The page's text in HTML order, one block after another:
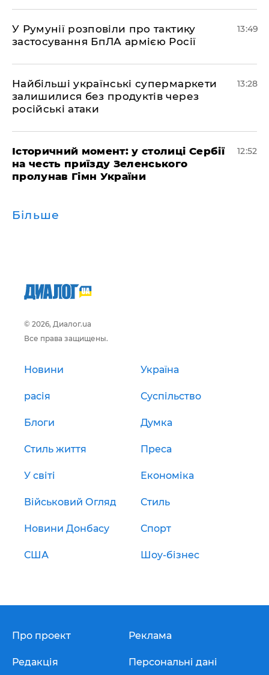
У Румунії розповіли про тактику
застосування БпЛА армією Росії
13:49
Найбільші українські супермаркети
залишилися без продуктів через
російські атаки
13:28
Історичний момент: у столиці Сербії
на честь приїзду Зеленського
пролунав Гімн України
12:52
Більше
© 2026, Диалог.ua
Все права защищены.
Новини Україна
расія Суспільство
Блоги Думка
Стиль життя Преса
У світі Економіка
Військовий Огляд Стиль
Новини Донбасу Спорт
США Шоу-бізнес
Про проект
Редакція
Реклама
Персональні дані